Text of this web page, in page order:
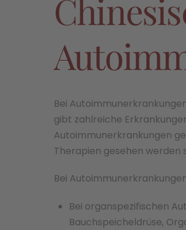
Bei
gibt zahlreiche
Autoimmunerkrankungen
Therapien gesehen werden
Bei
Bei organspezifischen
Bauchspeicheldrüse,